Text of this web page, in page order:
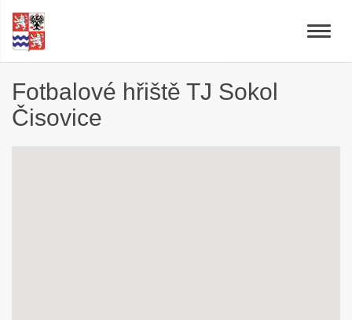
Toggle
Fotbalové hřiště TJ Sokol
Čisovice